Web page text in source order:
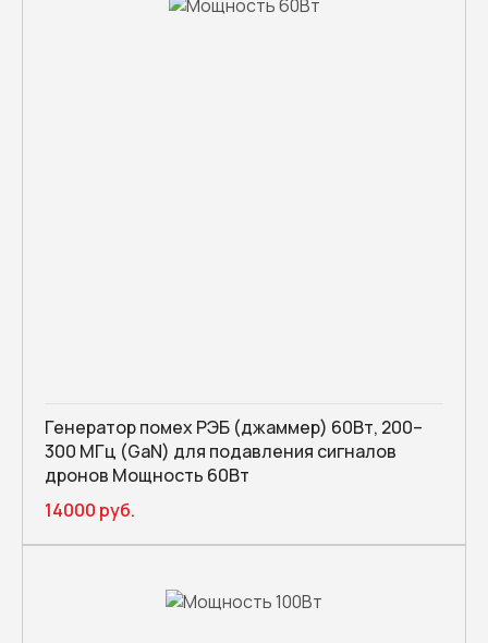
Генератор помех РЭБ (джаммер) 60Вт, 200–
300 МГц (GaN) для подавления сигналов
дронов Мощность 60Вт
14000 руб.